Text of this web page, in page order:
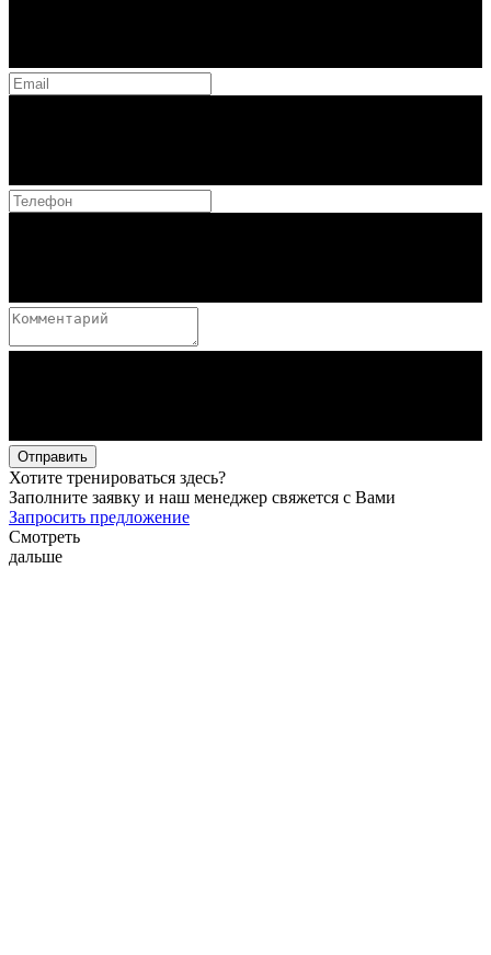
Отправить
Хотите тренироваться здесь?
Заполните заявку и наш менеджер свяжется с Вами
Запросить предложение
Смотреть
дальше